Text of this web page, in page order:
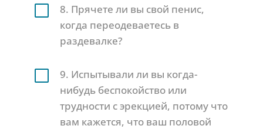
V
8. Прячете ли вы свой пенис,
когда переодеваетесь в
раздевалке?
V
9. Испытывали ли вы когда-
нибудь беспокойство или
трудности с эрекцией, потому что
вам кажется, что ваш половой